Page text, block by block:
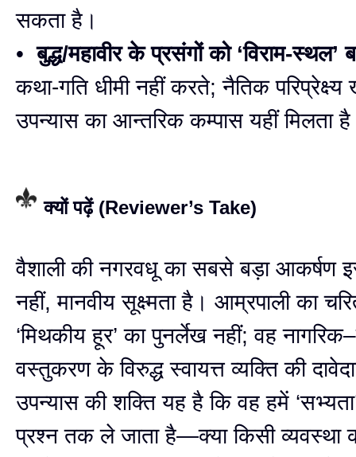
सकता है।
•बुद्ध/महावीर के प्रसंगों को ‘विराम-स्थल’
कथा-गति धीमी नहीं करते; नैतिक
उपन्यास का आन्तरिक कम्पास यहीं मिलता
क्यों पढ़ें (Reviewer’s Take)
वैशाली की नगरवधू का सबसे बड़ा आकर्षण
नहीं, मानवीय सूक्ष्मता है। आम्रपाली का
‘मिथकीय हूर’ का पुनर्लेख नहीं; वह
वस्तुकरण के विरुद्ध स्वायत्त व्यक्ति की
उपन्यास की शक्ति यह है कि वह हमें
प्रश्न तक ले जाता है—क्या किसी व्यवस्था